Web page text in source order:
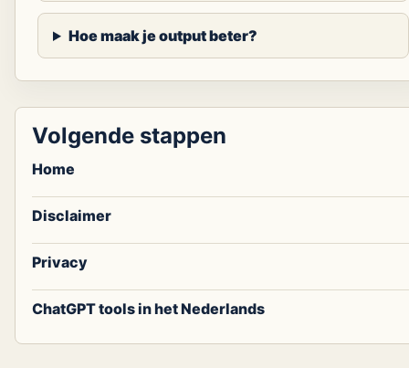
Hoe maak je output beter?
Volgende stappen
Home
Disclaimer
Privacy
ChatGPT tools in het Nederlands